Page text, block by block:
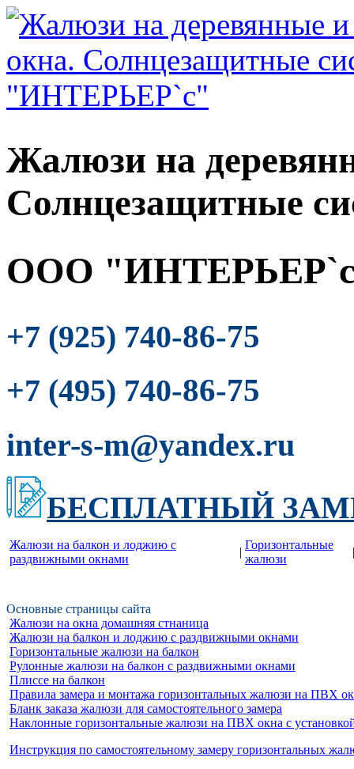
Жалюзи на
Солнцезащитные
ООО
+7 (925) 740-86-75
+7 (495) 740-86-75
inter-s-m@yandex.ru
БЕСПЛАТНЫЙ
Жалюзи на балкон и лоджию c
раздвижными окнами
|
Горизонтальные
жалюзи
|
Основные страницы сайта
Жалюзи на окна домашняя стнаница
Жалюзи на балкон и лоджию c раздвижными окнами
Горизонтальные жалюзи на балкон
Рулонные жалюзи на балкон с раздвижными окнами
Плиссе на балкон
Правила замера и монтажа горизонтальных жалюзи на ПВХ
Бланк заказа жалюзи для самостоятельного замера
Наклонные горизонтальные жалюзи на ПВХ окна с
Инструкция по самостоятельному замеру горизонтальных